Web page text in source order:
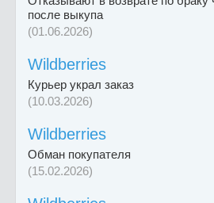
после выкупа
(01.06.2026)
Wildberries
Курьер украл заказ
(10.03.2026)
Wildberries
Обман покупателя
(15.02.2026)